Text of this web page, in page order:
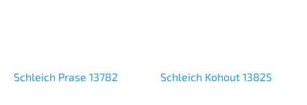
Schleich Prase 13782 Schleich Kohout 13825